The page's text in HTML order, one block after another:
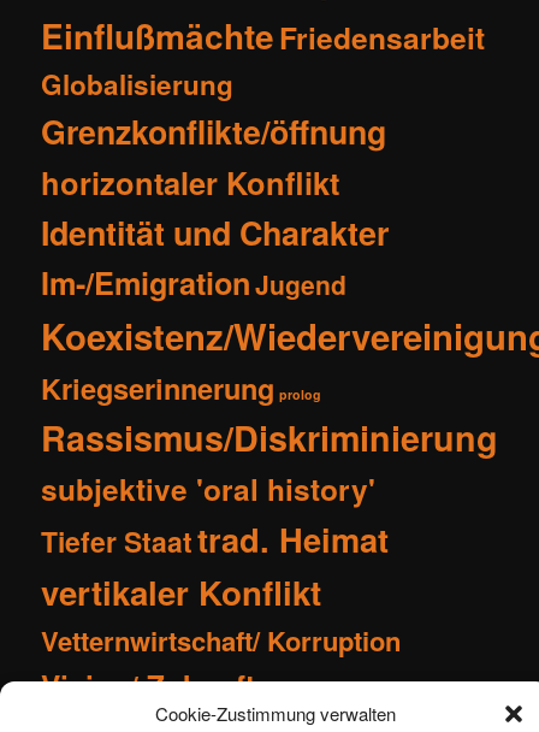
Cookie-Zustimmung verwalten
EinflußmächteFriedensarbeit
Globalisierung
Grenzkonflikte/öffnung
horizontaler Konflikt
Identität und Charakter
Im-/EmigrationJugend
Koexistenz/
Kriegserinnerung prolog
Rassismus/Diskriminierung
subjektive 'oral history'
Tiefer Staattrad. Heimat
vertikaler Konflikt
Vetternwirtschaft/ Korruption
Vision/ Zukunft